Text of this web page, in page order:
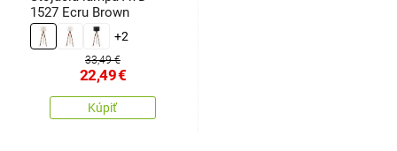
1527 Ecru Brown
+2
33,49 €
22,49€
Kúpiť